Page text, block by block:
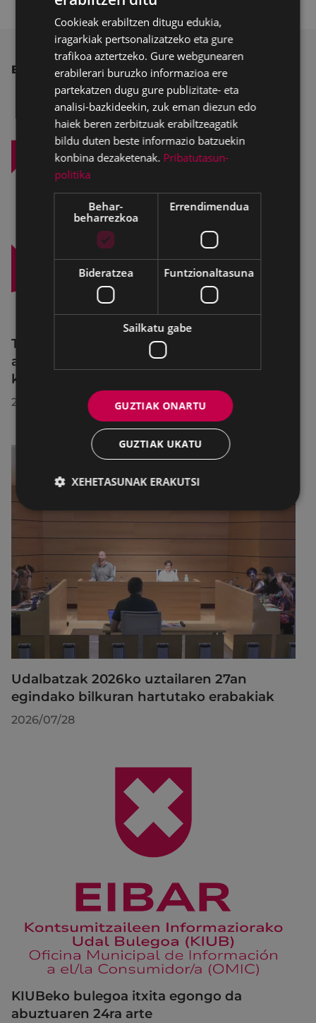
BESTE ALBISTE BATZUK
Trafiko-murrizketak Egogain kalean
abuztuaren 10etik abuztuaren 23ra,
konponketa-lanak direla-eta
2026/07/30
Udalbatzak 2026ko uztailaren 27an
egindako bilkuran hartutako erabakiak
2026/07/28
KIUBeko bulegoa itxita egongo da
abuztuaren 24ra arte
Cookieak erabiltzen ditugu edukia,
iragarkiak pertsonalizatzeko eta gure
trafikoa aztertzeko. Gure webgunearen
erabilerari buruzko informazioa ere
partekatzen dugu gure publizitate- eta
analisi-bazkideekin, zuk eman diezun edo
haiek beren zerbitzuak erabiltzeagatik
bildu duten beste informazio batzuekin
konbina dezaketenak. Pribatutasun-
politika
Behar-
beharrezkoa
Errendimendua
Bideratzea Funtzionaltasuna
Sailkatu gabe
GUZTIAK ONARTU
GUZTIAK UKATU
XEHETASUNAK ERAKUTSI